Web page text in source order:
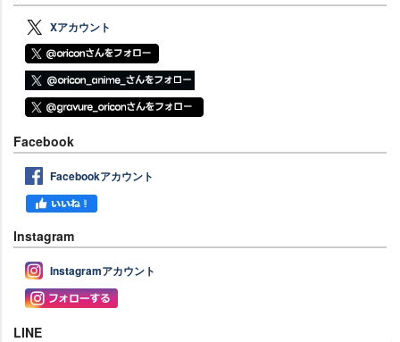
Xアカウント
Facebook
Facebookアカウント
Instagram
Instagramアカウント
LINE